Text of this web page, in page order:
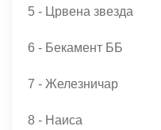
5 - Црвена звезда
6 - Бекамент ББ
7 - Железничар
8 - Наиса